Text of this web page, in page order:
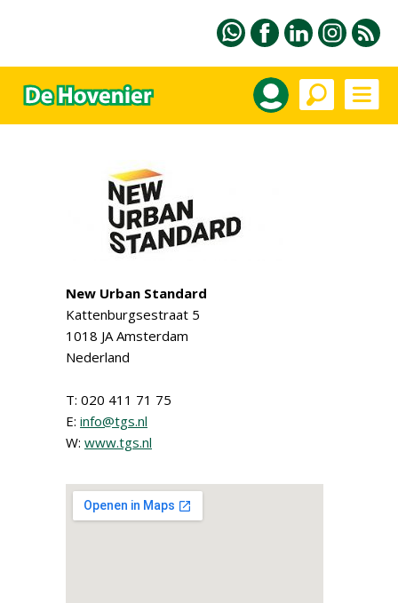
New Urban Standard
Kattenburgsestraat 5
1018 JA Amsterdam
Nederland
T: 020 411 71 75
E: info@tgs.nl
W: www.tgs.nl